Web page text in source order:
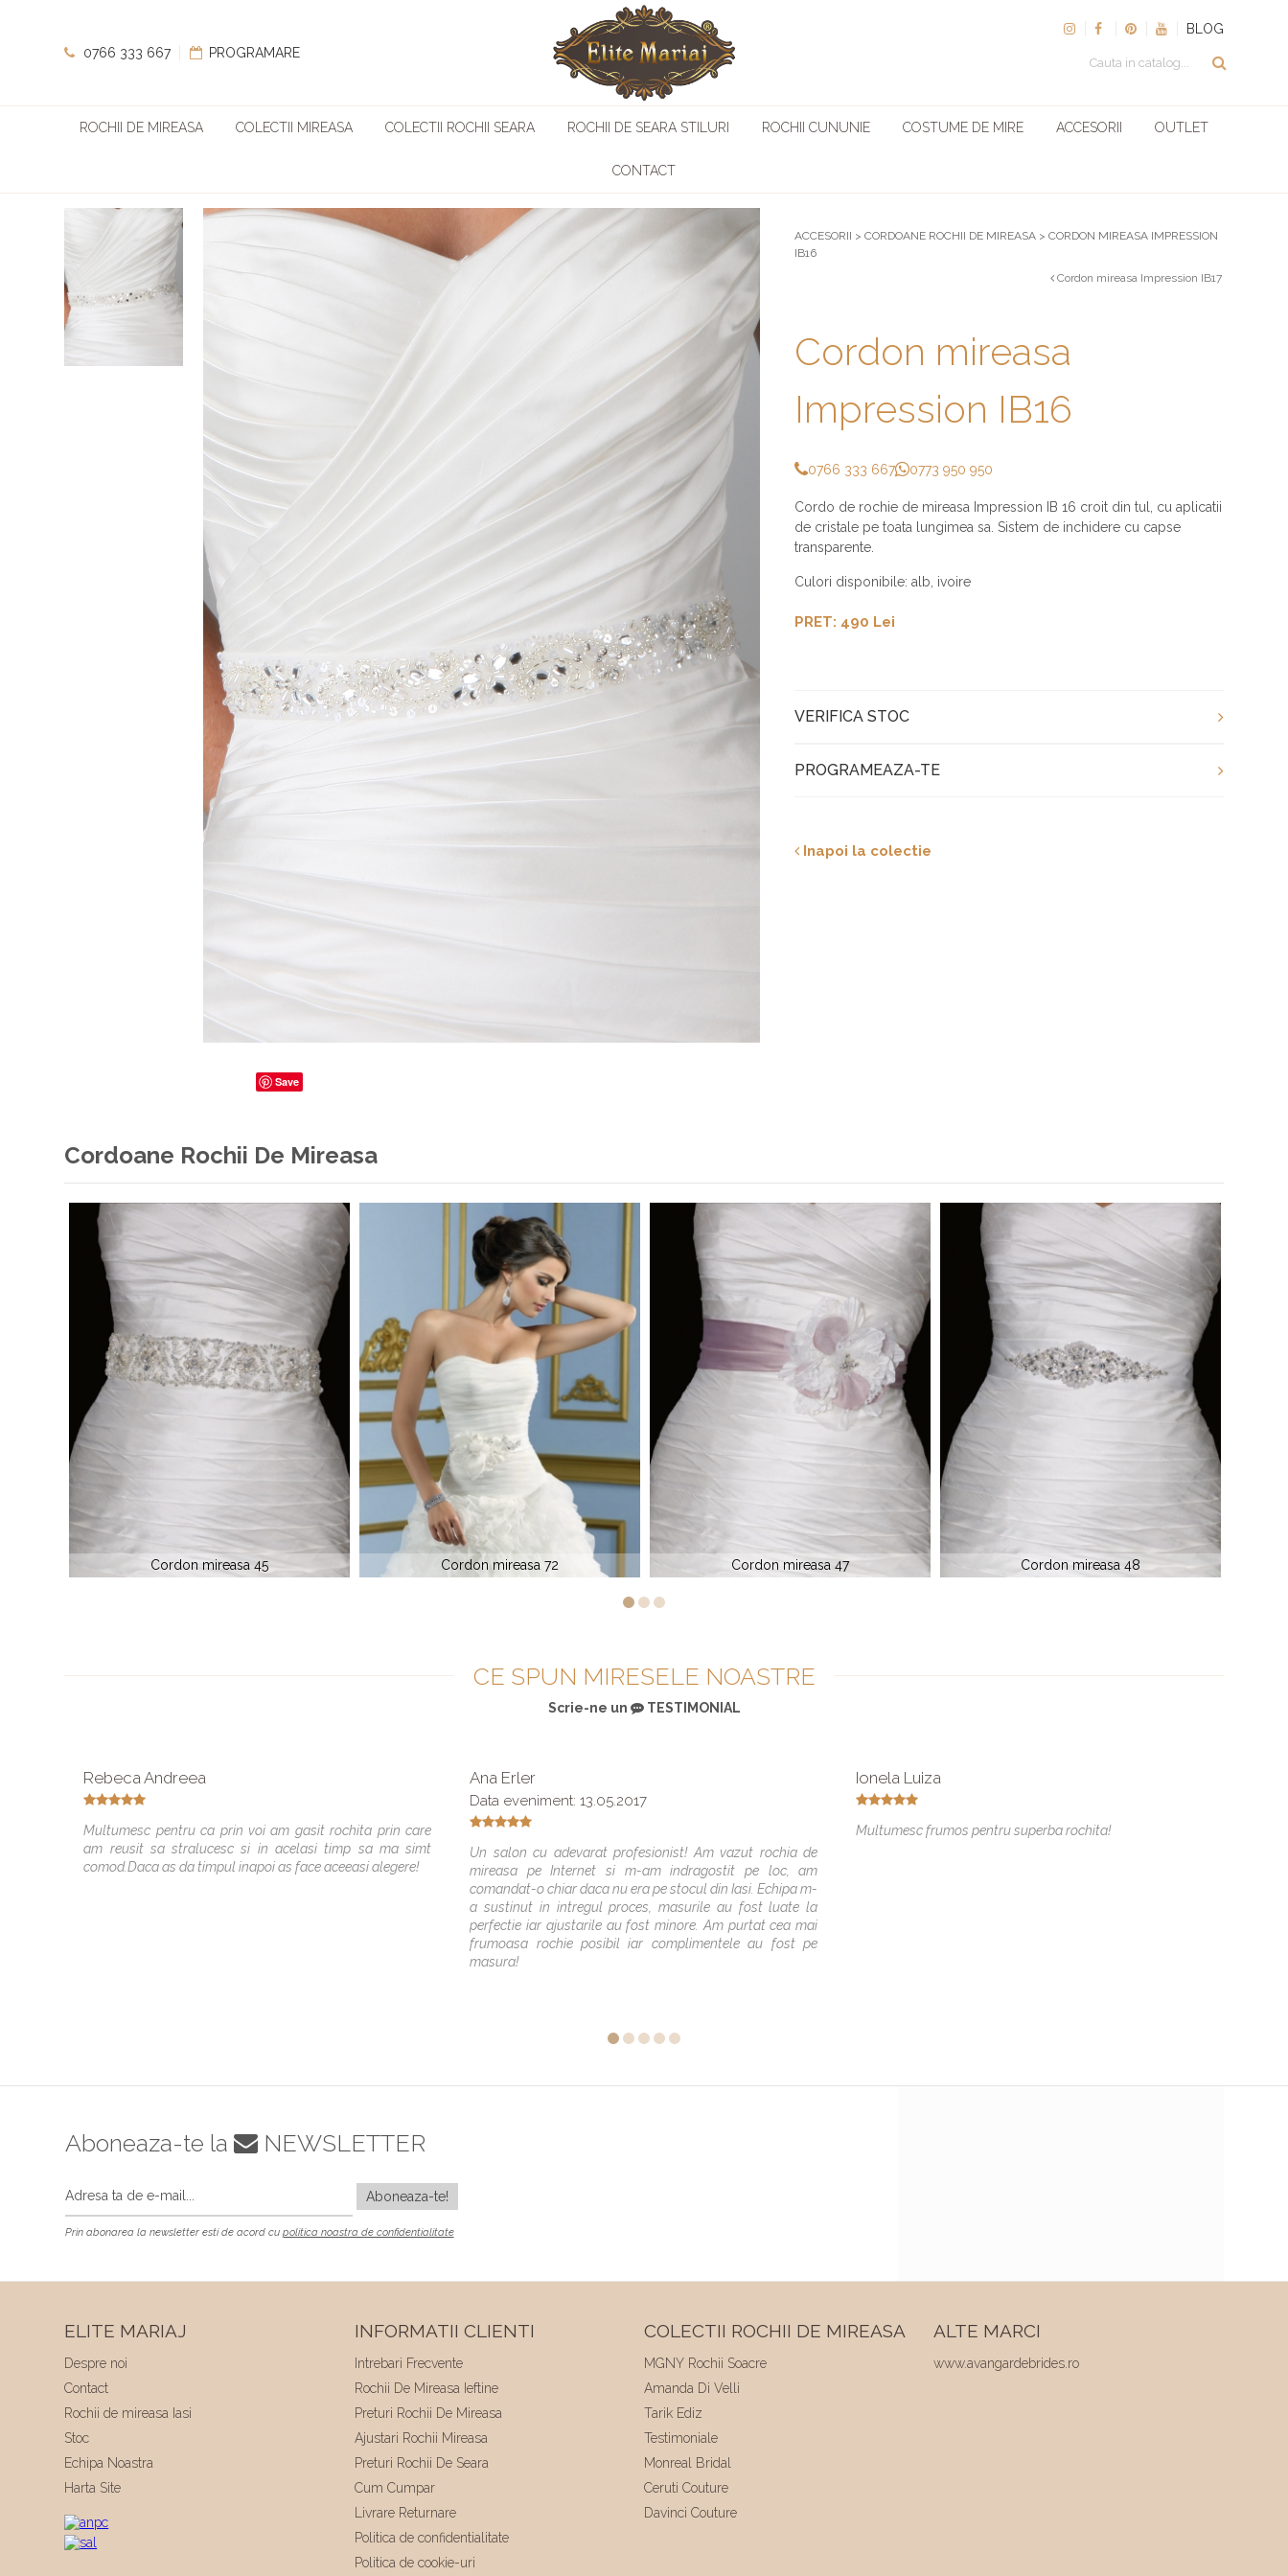
0766 333 667 PROGRAMARE
BLOG
ROCHII DE MIREASA COLECTII MIREASA COLECTII ROCHII SEARA ROCHII DE SEARA STILURI ROCHII CUNUNIE COSTUME DE MIRE ACCESORII OUTLET
CONTACT
ACCESORII >CORDOANE ROCHII DE MIREASA >CORDON MIREASA IMPRESSION
IB16
Cordon mireasa Impression IB17
Cordon mireasa
Impression IB16
0766 333 667 0773 950 950
Cordo de rochie de mireasa Impression IB 16 croit din tul, cu aplicatii
de cristale pe toata lungimea sa. Sistem de inchidere cu capse
transparente.
Culori disponibile: alb, ivoire
PRET: 490 Lei
VERIFICA STOC
PROGRAMEAZA-TE
Inapoi la colectie
Save
Cordoane Rochii De Mireasa
Cordon mireasa 72 Cordon mireasa 47 Cordon mireasa 48 Cordon mireasa 73
CE SPUN MIRESELE NOASTRE
Scrie-ne un TESTIMONIAL
Rebeca Andreea
Multumesc pentru ca prin voi am gasit rochita prin care
am reusit sa stralucesc si in acelasi timp sa ma simt
comod.Daca as da timpul inapoi as face aceeasi alegere!
Ana Erler
Data eveniment: 13.05.2017
Un salon cu adevarat profesionist! Am vazut rochia de
mireasa pe Internet si m-am indragostit pe loc, am
comandat-o chiar daca nu era pe stocul din Iasi. Echipa m-
a sustinut in intregul proces, masurile au fost luate la
perfectie iar ajustarile au fost minore. Am purtat cea mai
frumoasa rochie posibil iar complimentele au fost pe
masura!
Ionela Luiza
Multumesc frumos pentru superba rochita!
Aboneaza-te la NEWSLETTER
Prin abonarea la newsletter esti de acord cu politica noastra de confidentialitate
ELITE MARIAJ
Despre noi
Contact
Rochii de mireasa Iasi
Stoc
Echipa Noastra
Harta Site
INFORMATII CLIENTI
Intrebari Frecvente
Rochii De Mireasa Ieftine
Preturi Rochii De Mireasa
Ajustari Rochii Mireasa
Preturi Rochii De Seara
Cum Cumpar
Livrare Returnare
Politica de confidentialitate
Politica de cookie-uri
COLECTII ROCHII DE MIREASA
MGNY Rochii Soacre
Amanda Di Velli
Tarik Ediz
Testimoniale
Monreal Bridal
Ceruti Couture
Davinci Couture
ALTE MARCI
www.avangardebrides.ro